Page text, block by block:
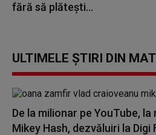
fără să plătești...
ULTIMELE ȘTIRI DIN
De la milionar pe YouTube,
Mikey Hash, dezvăluiri la Digi